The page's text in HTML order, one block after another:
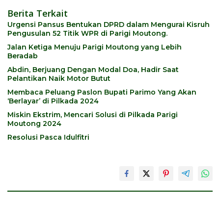
Berita Terkait
Urgensi Pansus Bentukan DPRD dalam Mengurai Kisruh
Pengusulan 52 Titik WPR di Parigi Moutong.
Jalan Ketiga Menuju Parigi Moutong yang Lebih
Beradab
Abdin, Berjuang Dengan Modal Doa, Hadir Saat
Pelantikan Naik Motor Butut
Membaca Peluang Paslon Bupati Parimo Yang Akan
‘Berlayar’ di Pilkada 2024
Miskin Ekstrim, Mencari Solusi di Pilkada Parigi
Moutong 2024
Resolusi Pasca Idulfitri